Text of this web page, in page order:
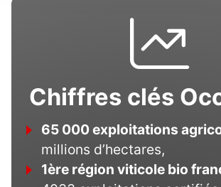
Chiffres clés
65 000 exploitations
millions d’hectares,
1ère région viticole bio